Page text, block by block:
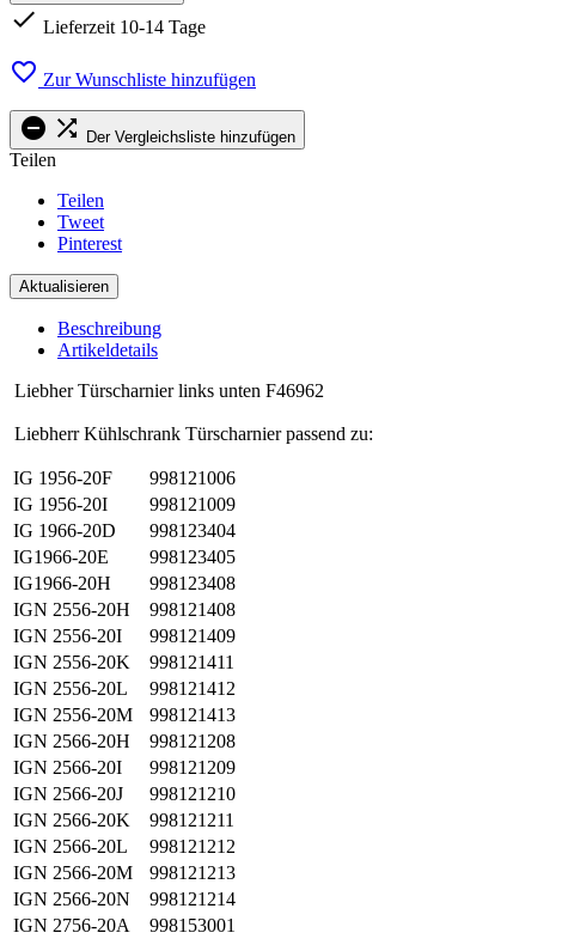
 Lieferzeit 10-14 Tage
 Zur Wunschliste hinzufügen
  Der Vergleichsliste hinzufügen
Teilen
Teilen
Tweet
Pinterest
Beschreibung
Artikeldetails
Liebher Türscharnier links unten F46962
Liebherr Kühlschrank Türscharnier passend zu:
IG 1956-20F
998121006
IG 1956-20I
998121009
IG 1966-20D
998123404
IG1966-20E
998123405
IG1966-20H
998123408
IGN 2556-20H
998121408
IGN 2556-20I
998121409
IGN 2556-20K
998121411
IGN 2556-20L
998121412
IGN 2556-20M
998121413
IGN 2566-20H
998121208
IGN 2566-20I
998121209
IGN 2566-20J
998121210
IGN 2566-20K
998121211
IGN 2566-20L
998121212
IGN 2566-20M
998121213
IGN 2566-20N
998121214
IGN 2756-20A
998153001